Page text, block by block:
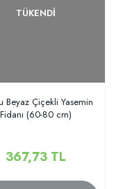
TÜKENDI
Beyaz Çiçekli Yasemin
Fidanı (60-80 cm)
367,73 TL